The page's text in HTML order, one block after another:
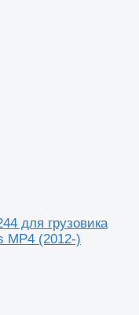
для грузовика
MP4 (2012-)